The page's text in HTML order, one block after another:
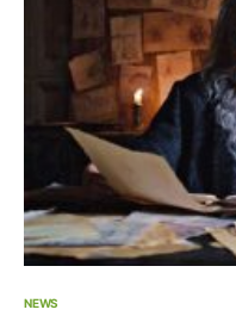
NEWS